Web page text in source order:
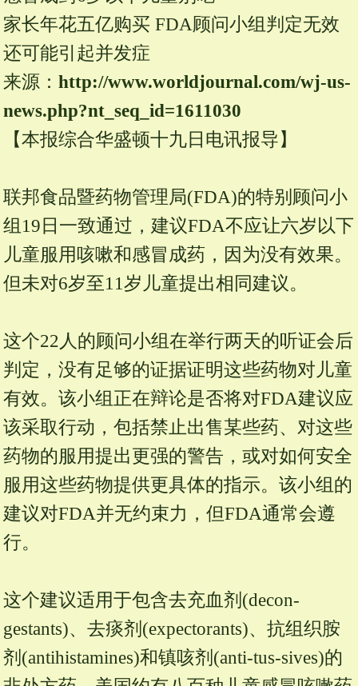
家长年花五亿购买 FDA顾问小组判定无效
还可能引起并发症
来源： http://www.worldjournal.com/wj-us-
news.php?nt_seq_id=1611030
【本报综合华盛顿十九日电讯报导】
联邦食品暨药物管理局(FDA)的特别顾问小
组19日一致通过，建议FDA不应让六岁以下
儿童服用咳嗽和感冒成药，因为没有效果。
但未对6岁至11岁儿童提出相同建议。
这个22人的顾问小组在举行两天的听证会后
判定，没有足够的证据证明这些药物对儿童
有效。该小组正在辩论是否将对FDA建议应
该采取行动，包括禁止出售某些药、对这些
药物的服用提出更强的警告，或对如何安全
服用这些药物提供更具体的指示。该小组的
建议对FDA并无约束力，但FDA通常会遵
行。
这个建议适用于包含去充血剂(decon-
gestants)、去痰剂(expectorants)、抗组织胺
剂(antihistamines)和镇咳剂(anti-tus-sives)的